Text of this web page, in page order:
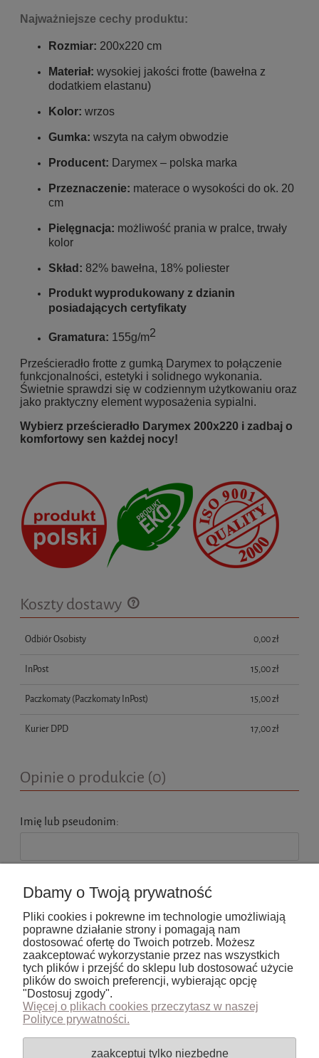
Najważniejsze cechy produktu:
Rozmiar: 200x220 cm
Materiał: wysokiej jakości frotte (bawełna z
dodatkiem elastanu)
Kolor: wrzos
Gumka: wszyta na całym obwodzie
Producent: Darymex – polska marka
Przeznaczenie: materace o wysokości do ok. 20
cm
Pielęgnacja: możliwość prania w pralce, trwały
kolor
Skład: 82% bawełna, 18% poliester
Produkt wyprodukowany z dzianin
posiadających certyfikaty
Gramatura: 155g/m2
Prześcieradło frotte z gumką Darymex to połączenie
funkcjonalności, estetyki i solidnego wykonania.
Świetnie sprawdzi się w codziennym użytkowaniu oraz
jako praktyczny element wyposażenia sypialni.
Wybierz prześcieradło Darymex 200x220 i zadbaj o
komfortowy sen każdej nocy!
Koszty dostawy
Cena nie zawiera ewentualnych kosztów płatności
Odbiór Osobisty 0,00 zł
InPost 15,00 zł
Paczkomaty(Paczkomaty InPost) 15,00 zł
Kurier DPD 17,00 zł
Opinie o produkcie (0)
Imię lub pseudonim:
wyślij
Dbamy o Twoją prywatność
Pliki cookies i pokrewne im technologie umożliwiają
poprawne działanie strony i pomagają nam
dostosować ofertę do Twoich potrzeb. Możesz
zaakceptować wykorzystanie przez nas wszystkich
tych plików i przejść do sklepu lub dostosować użycie
plików do swoich preferencji, wybierając opcję
"Dostosuj zgody".
Więcej o plikach cookies przeczytasz w naszej
Polityce prywatności.
zaakceptuj tylko niezbędne